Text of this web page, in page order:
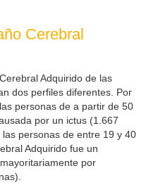
Cerebral
Adquirido de las
dos perfiles diferentes. Por
personas de a partir de 50
por un ictus (1.667
personas de entre 19 y 40
Adquirido fue un
por